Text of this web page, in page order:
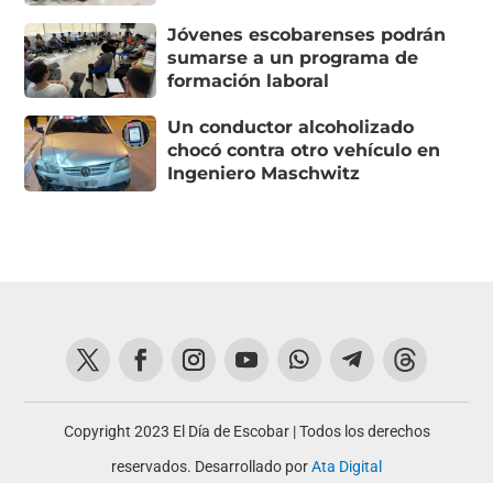
Jóvenes escobarenses podrán
sumarse a un programa de
formación laboral
Un conductor alcoholizado
chocó contra otro vehículo en
Ingeniero Maschwitz
Copyright 2023 El Día de Escobar | Todos los derechos
reservados. Desarrollado porAta Digital